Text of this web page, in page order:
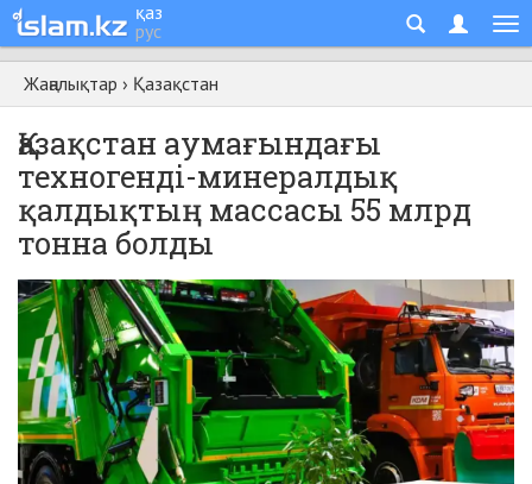
қаз
рус
Жаңалықтар › Қазақстан
Қазақстан аумағындағы
техногенді-минералдық
қалдықтың массасы 55 млрд
тонна болды